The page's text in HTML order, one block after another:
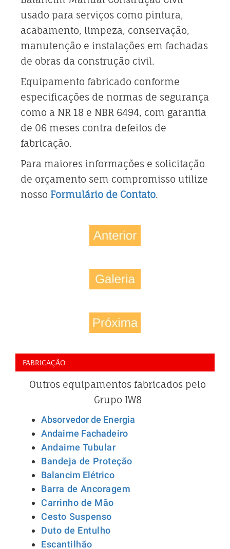
usado para serviços como pintura,
acabamento, limpeza, conservação,
manutenção e instalações em fachadas
de obras da construção civil.
Equipamento fabricado conforme
especificações de normas de segurança
como a NR 18 e NBR 6494, com garantia
de 06 meses contra defeitos de
fabricação.
Para maiores informações e solicitação
de orçamento sem compromisso utilize
nosso Formulário de Contato.
FABRICAÇÃO
Outros equipamentos fabricados pelo
Grupo IW8
Absorvedor de Energia
Andaime Fachadeiro
Andaime Tubular
Bandeja de Proteção
Balancim Elétrico
Barra de Ancoragem
Carrinho de Mão
Cesto Suspenso
Duto de Entulho
Escantilhão